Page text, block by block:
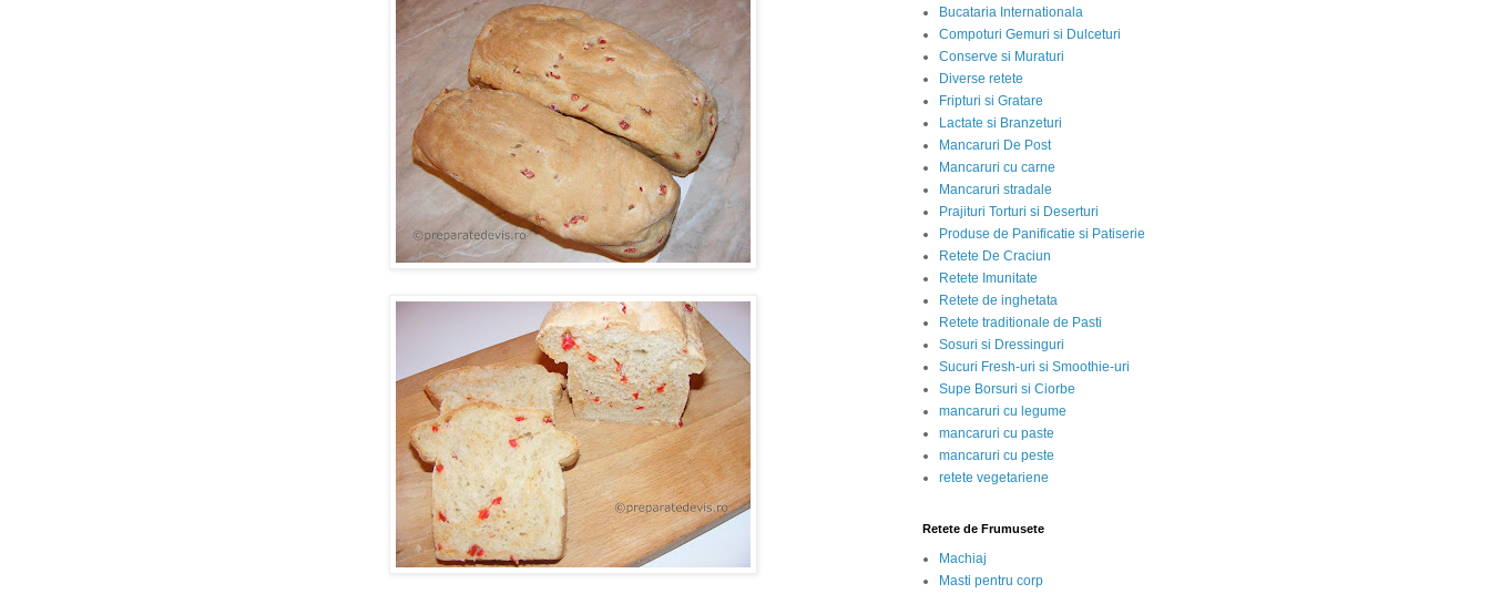
Bucataria Internationala
Compoturi Gemuri si Dulceturi
Conserve si Muraturi
Diverse retete
Fripturi si Gratare
Lactate si Branzeturi
Mancaruri De Post
Mancaruri cu carne
Mancaruri stradale
Prajituri Torturi si Deserturi
Produse de Panificatie si Patiserie
Retete De Craciun
Retete Imunitate
Retete de inghetata
Retete traditionale de Pasti
Sosuri si Dressinguri
Sucuri Fresh-uri si Smoothie-uri
Supe Borsuri si Ciorbe
mancaruri cu legume
mancaruri cu paste
mancaruri cu peste
retete vegetariene
Retete de Frumusete
Machiaj
Masti pentru corp